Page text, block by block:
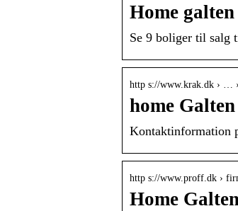
Home
Se 9 boliger til salg
http s://www.krak.dk › …
home
Kontaktinformation
http s://www.proff.dk ›
Home